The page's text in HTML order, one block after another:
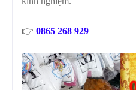
👉 0865 268 929